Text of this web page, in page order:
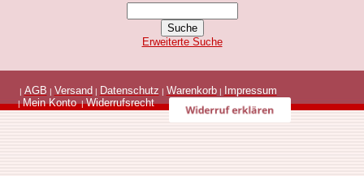
Erweiterte Suche
| AGB | Versand | Datenschutz | Warenkorb| Impressum
|Mein Konto |Widerrufsrecht